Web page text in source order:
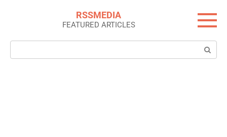
RSSMEDIA
FEATURED ARTICLES
Search: